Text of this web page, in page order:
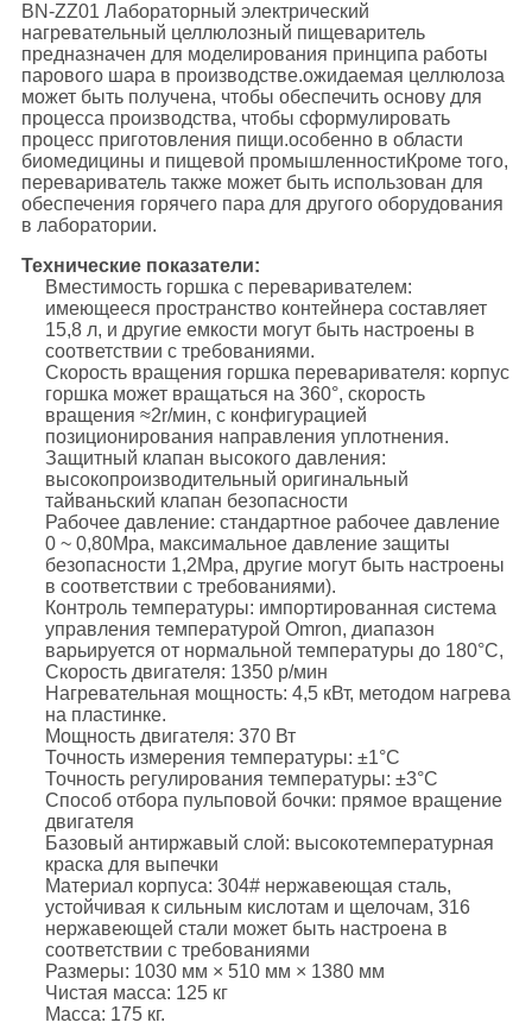
BN-ZZ01 Лабораторный электрический
нагревательный целлюлозный пищеваритель
предназначен для моделирования принципа работы
парового шара в производстве.ожидаемая целлюлоза
может быть получена, чтобы обеспечить основу для
процесса производства, чтобы сформулировать
процесс приготовления пищи.особенно в области
биомедицины и пищевой промышленностиКроме того,
перевариватель также может быть использован для
обеспечения горячего пара для другого оборудования
в лаборатории.
Технические показатели:
Вместимость горшка с переваривателем:
имеющееся пространство контейнера составляет
15,8 л, и другие емкости могут быть настроены в
соответствии с требованиями.
Скорость вращения горшка переваривателя: корпус
горшка может вращаться на 360°, скорость
вращения ≈2r/мин, с конфигурацией
позиционирования направления уплотнения.
Защитный клапан высокого давления:
высокопроизводительный оригинальный
тайваньский клапан безопасности
Рабочее давление: стандартное рабочее давление
0 ~ 0,80Mpa, максимальное давление защиты
безопасности 1,2Mpa, другие могут быть настроены
в соответствии с требованиями).
Контроль температуры: импортированная система
управления температурой Omron, диапазон
варьируется от нормальной температуры до 180°C,
Скорость двигателя: 1350 р/мин
Нагревательная мощность: 4,5 кВт, методом нагрева
на пластинке.
Мощность двигателя: 370 Вт
Точность измерения температуры: ±1°C
Точность регулирования температуры: ±3°C
Способ отбора пульповой бочки: прямое вращение
двигателя
Базовый антиржавый слой: высокотемпературная
краска для выпечки
Материал корпуса: 304# нержавеющая сталь,
устойчивая к сильным кислотам и щелочам, 316
нержавеющей стали может быть настроена в
соответствии с требованиями
Размеры: 1030 мм × 510 мм × 1380 мм
Чистая масса: 125 кг
Масса: 175 кг.